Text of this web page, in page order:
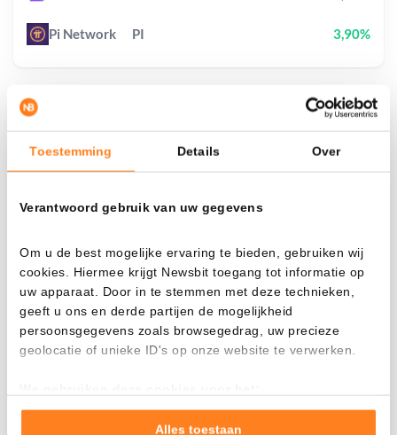
Toestemming Details Over
Verantwoord gebruik van uw gegevens
Om u de best mogelijke ervaring te bieden, gebruiken wij
cookies. Hiermee krijgt Newsbit toegang tot informatie op
uw apparaat. Door in te stemmen met deze technieken,
geeft u ons en derde partijen de mogelijkheid
persoonsgegevens zoals browsegedrag, uw precieze
geolocatie of unieke ID's op onze website te verwerken.
Goed laten functioneren van deze website
Verzamelen van gebruiksstatistieken
Alles toestaan
¿Qué pasa si…?
criptomonedas.
Cada Desde
$
Pi Network PI 3,90%